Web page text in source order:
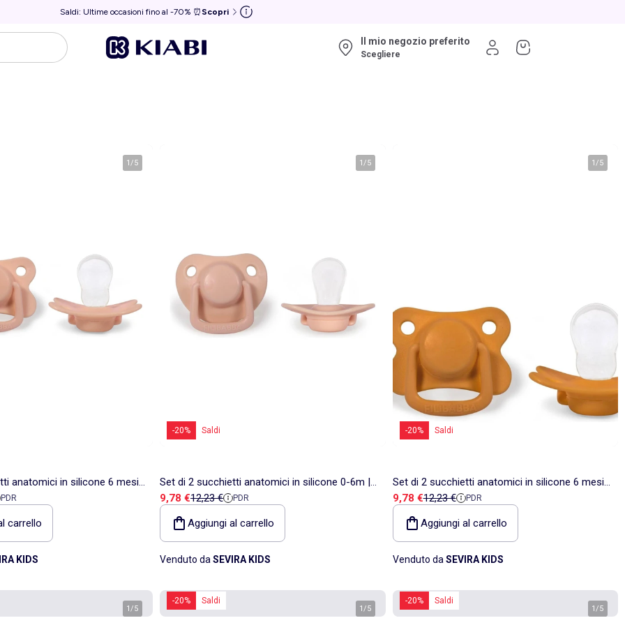
Saldi: Ultime occasioni fino al -70% ⏰ Scopri
Il mio negozio preferito
Scegliere
1/5
anatomici in silicone 6 mesi
PDR
carrello
KIDS
-20% Saldi
1/5
Set di 2 succhietti anatomici in silicone 0-6m |
Filibabba
Prezzo di vendita
9,78 €Prezzo di riferimento
12,23 € PDR
Aggiungi al carrello
Venduto da SEVIRA KIDS
-20% Saldi
1/5
Set di 2 succhietti anatomici in silicone 6 mesi
e oltre | Filibabba
Prezzo di vendita
9,78 €Prezzo di riferimento
12,23 € PDR
Aggiungi al carrello
Venduto da SEVIRA KIDS
1/5
-20% Saldi
1/5
-20% Saldi
1/5